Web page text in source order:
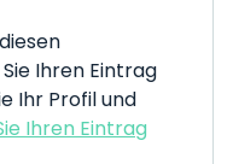
Ihren Eintrag
Ihr Profil und
Ihren Eintrag